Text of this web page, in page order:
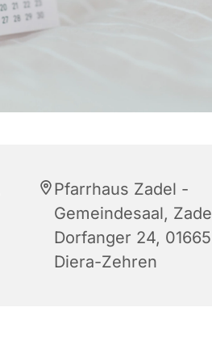
Pfarrhaus Zadel -
Gemeindesaal,
Dorfanger 24, 01665
Diera-Zehren